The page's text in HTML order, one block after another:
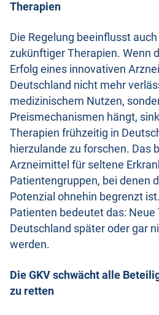
Therapien
Die Regelung beeinflusst
zukünftiger Therapien. Wenn
Erfolg eines innovativen
Deutschland nicht mehr
medizinischem Nutzen,
Preismechanismen hängt,
Therapien frühzeitig in
hierzulande zu forschen. Das
Arzneimittel für seltene
Patientengruppen, bei denen
Potenzial ohnehin begrenzt
Patienten bedeutet das:
Deutschland später oder gar
werden.
Die GKV schwächt alle
zu retten